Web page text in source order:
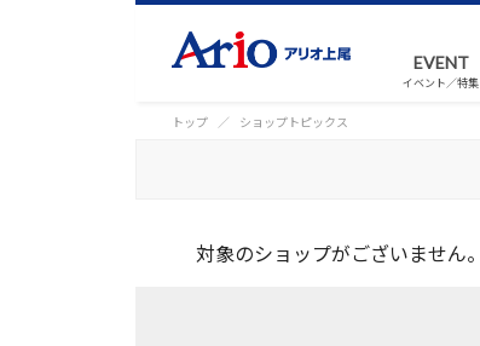
EVENT
イベント／特集
トップ ショップトピックス
対象のショップがございません。